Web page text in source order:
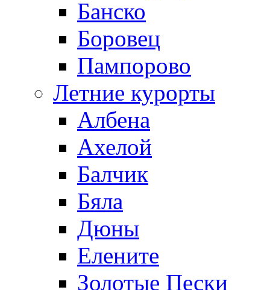
Банско
Боровец
Пампорово
Летние курорты
Албена
Ахелой
Балчик
Бяла
Дюны
Елените
Золотые Пески